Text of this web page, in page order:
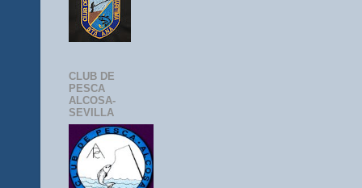
CLUB DE
PESCA
ALCOSA-
SEVILLA